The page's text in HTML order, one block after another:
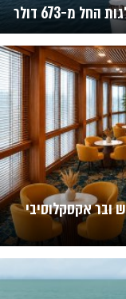
ובר אקסקלוסיבי